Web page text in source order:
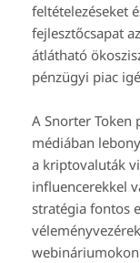
feltételezéseket
fejlesztőcsapat
átlátható
pénzügyi piac
A Snorter Token
médiában
a kriptovaluták
influencerekkel
stratégia fontos